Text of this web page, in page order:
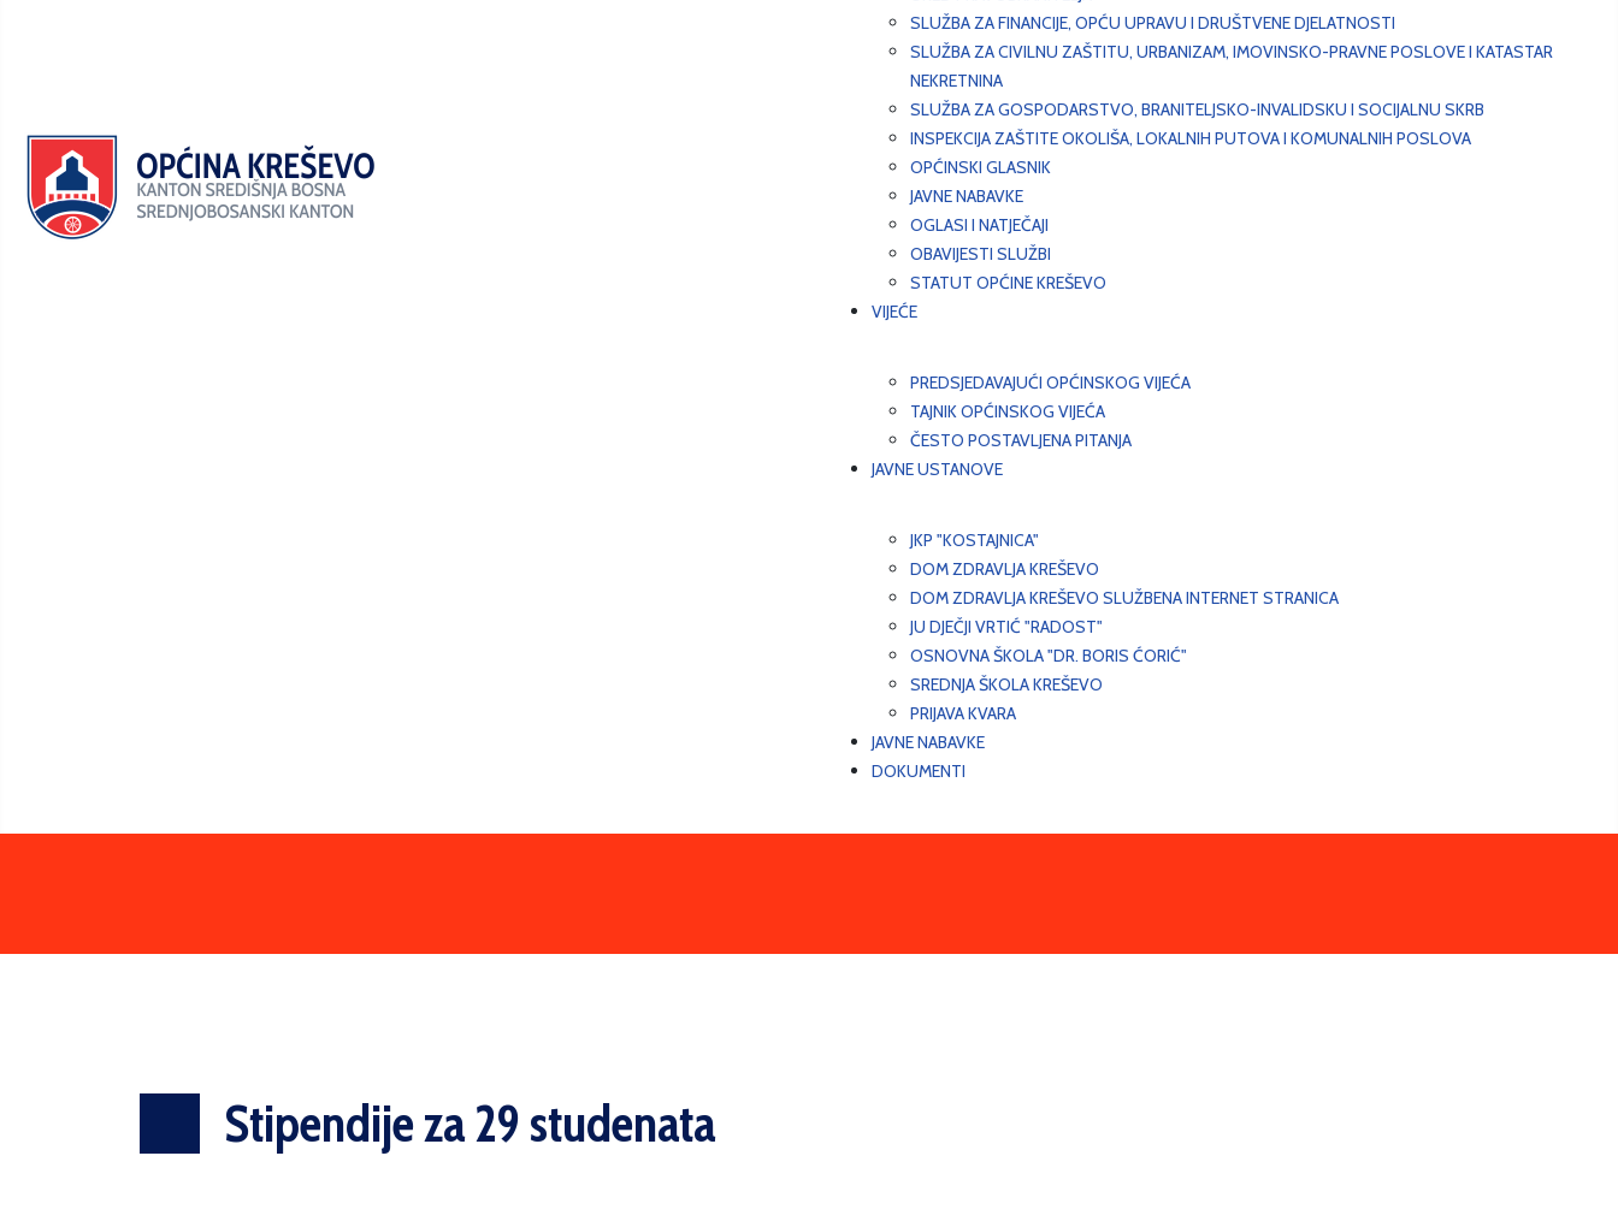
SLUŽBA ZA FINANCIJE, OPĆU UPRAVU I DRUŠTVENE DJELATNOSTI
SLUŽBA ZA CIVILNU ZAŠTITU, URBANIZAM, IMOVINSKO-PRAVNE POSLOVE I KATASTAR
NEKRETNINA
SLUŽBA ZA GOSPODARSTVO, BRANITELJSKO-INVALIDSKU I SOCIJALNU SKRB
INSPEKCIJA ZAŠTITE OKOLIŠA, LOKALNIH PUTOVA I KOMUNALNIH POSLOVA
OPĆINSKI GLASNIK
JAVNE NABAVKE
OGLASI I NATJEČAJI
OBAVIJESTI SLUŽBI
STATUT OPĆINE KREŠEVO
VIJEĆE
PREDSJEDAVAJUĆI OPĆINSKOG VIJEĆA
TAJNIK OPĆINSKOG VIJEĆA
ČESTO POSTAVLJENA PITANJA
JAVNE USTANOVE
JKP "KOSTAJNICA"
DOM ZDRAVLJA KREŠEVO
DOM ZDRAVLJA KREŠEVO SLUŽBENA INTERNET STRANICA
JU DJEČJI VRTIĆ "RADOST"
OSNOVNA ŠKOLA "DR. BORIS ĆORIĆ"
SREDNJA ŠKOLA KREŠEVO
PRIJAVA KVARA
JAVNE NABAVKE
DOKUMENTI
Stipendije za 29 studenata